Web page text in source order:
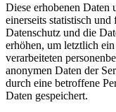
Diese erhobenen Daten
einerseits statistisch
Datenschutz und die
erhöhen, um letztlich
verarbeiteten
anonymen Daten der
durch eine betroffene
Daten gespeichert.